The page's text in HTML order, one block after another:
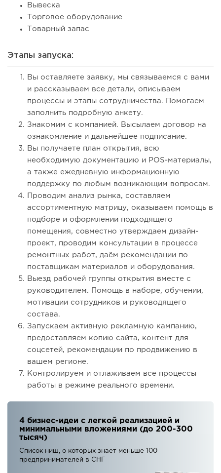
Вывеска
Торговое оборудование
Товарный запас
Этапы запуска:
Вы оставляете заявку, мы связываемся с вами
и рассказываем все детали, описываем
процессы и этапы сотрудничества. Помогаем
заполнить подробную анкету.
Знакомим с компанией. Высылаем договор на
ознакомление и дальнейшее подписание.
Вы получаете план открытия, всю
необходимую документацию и POS-материалы,
а также ежедневную информационную
поддержку по любым возникающим вопросам.
Проводим анализ рынка, составляем
ассортиментную матрицу, оказываем помощь в
подборе и оформлении подходящего
помещения, совместно утверждаем дизайн-
проект, проводим консультации в процессе
ремонтных работ, даём рекомендации по
поставщикам материалов и оборудования.
Выезд рабочей группы открытия вместе с
руководителем. Помощь в наборе, обучении,
мотивации сотрудников и руководящего
состава.
Запускаем активную рекламную кампанию,
предоставляем копию сайта, контент для
соцсетей, рекомендации по продвижению в
вашем регионе.
Контролируем и отлаживаем все процессы
работы в режиме реального времени.
4 бизнес-идеи с легкой реализацией и
минимальными вложениями (до 200-300
тысяч)
Список ниш, о которых знает меньше 100
предпринимателей в СНГ